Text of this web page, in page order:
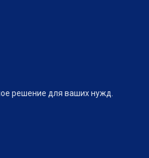
решение для ваших нужд.